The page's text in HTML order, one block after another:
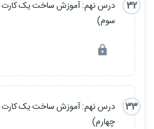
32
درس نهم: آموزش ساخت یک کارت
سوم)
33
درس نهم: آموزش ساخت یک کارت
چهارم)